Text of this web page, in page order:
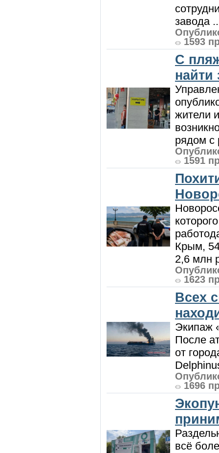
завода
1593
С
жители
рядом с
1591
Крым,
2,6 млн
1623
Всех
Экипаж
После
от
1696
всё